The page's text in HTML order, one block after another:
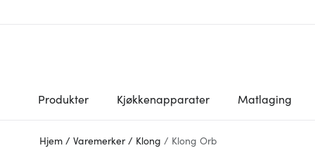
Produkter Kjøkkenapparater Matlaging
Hjem / Varemerker / Klong / Klong Orb